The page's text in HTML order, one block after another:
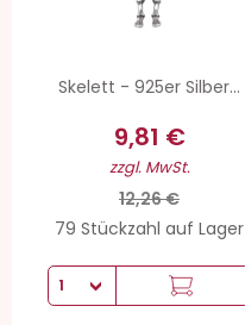
Skelett - 925er Silber...
9,81 €
zzgl. MwSt.
12,26 €
79 Stückzahl auf Lager